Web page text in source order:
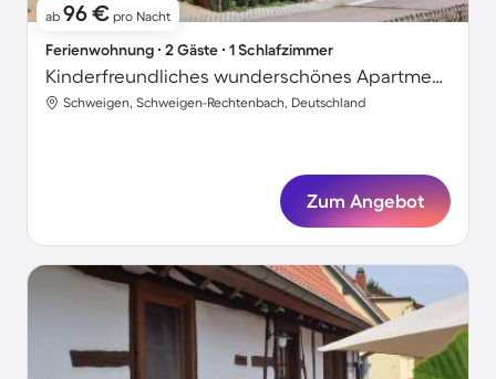
ab 96 € pro Nacht
Ferienwohnung ∙ 2 Gäste ∙ 1 Schlafzimmer
Kinderfreundliches wunderschönes Apartment mit Terrasse und Sauna
Schweigen, Schweigen-Rechtenbach, Deutschland
Zum Angebot